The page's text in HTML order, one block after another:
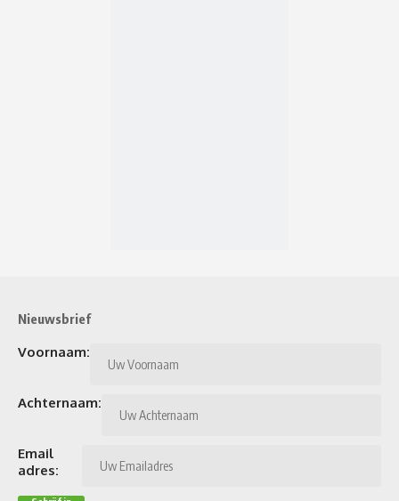
Nieuwsbrief
Voornaam:
Achternaam:
Email
adres: